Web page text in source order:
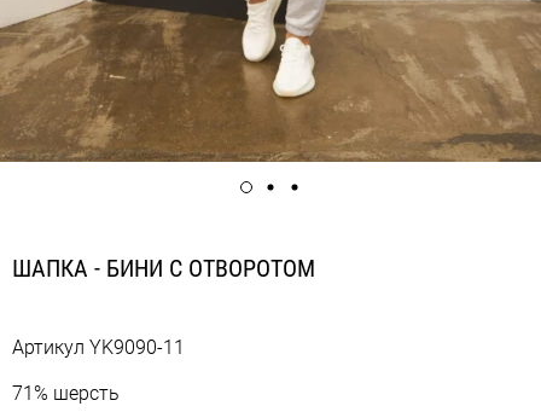
ШАПКА - БИНИ С ОТВОРОТОМ
Артикул YK9090-11
71% шерсть